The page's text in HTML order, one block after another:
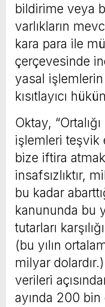
bildirime veya
varlıkların
kara para ile
çerçevesinde
yasal işlemlerin
kısıtlayıcı
Oktay,
işlemleri teşvik
bize iftira
insafsızlıktır,
bu kadar
kanununda bu
tutarları
(bu yılın
milyar
verileri
ayında 200